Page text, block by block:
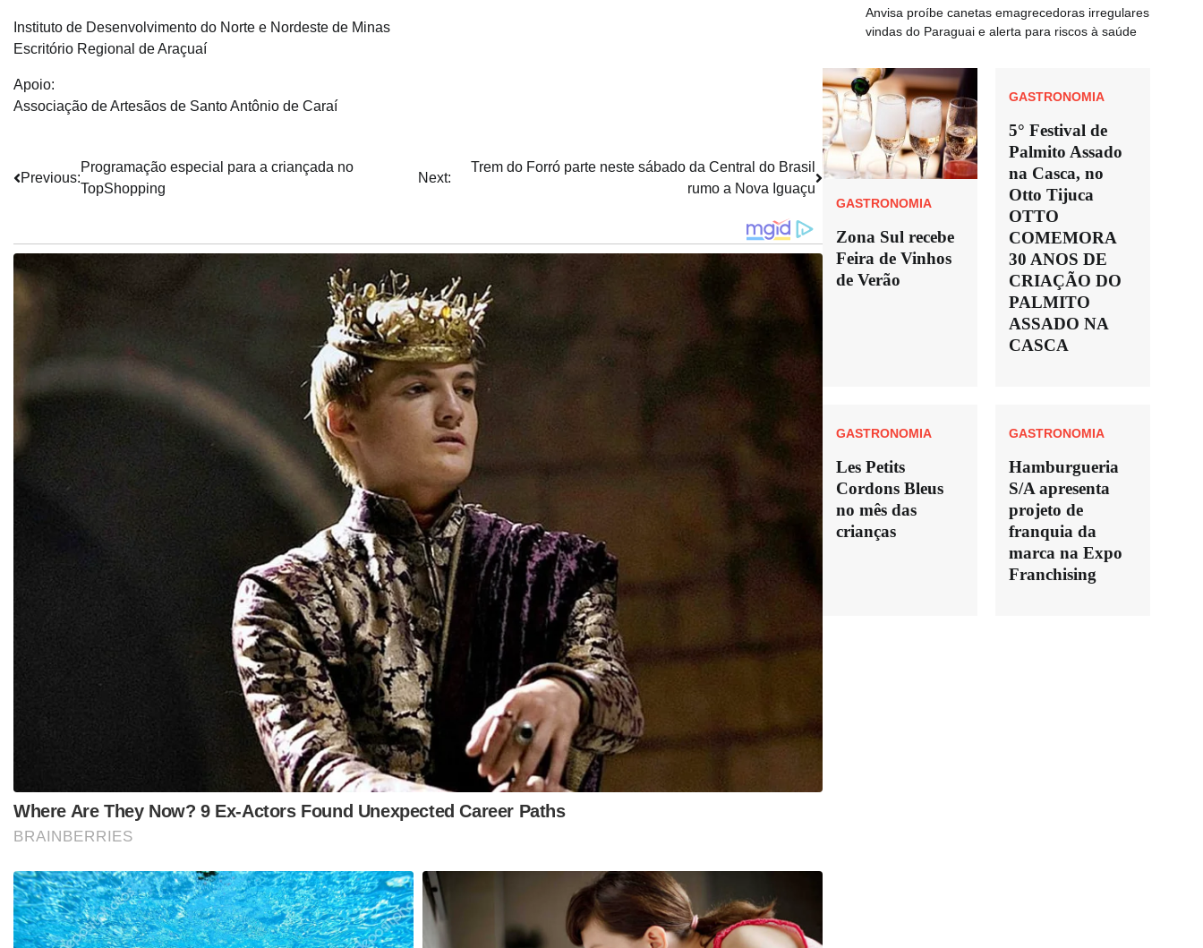
Instituto de Desenvolvimento do Norte e Nordeste de Minas
Escritório Regional de Araçuaí
Apoio:
Associação de Artesãos de Santo Antônio de Caraí
Navegação
Previous:
Programação especial para a criançada no
TopShopping
Next:
Trem do Forró parte neste sábado da Central do Brasil
rumo a Nova Iguaçu
Anvisa proíbe canetas emagrecedoras irregulares
vindas do Paraguai e alerta para riscos à saúde
GASTRONOMIA
Zona Sul recebe
Feira de Vinhos
de Verão
GASTRONOMIA
5° Festival de
Palmito Assado
na Casca, no
Otto Tijuca
OTTO
COMEMORA
30 ANOS DE
CRIAÇÃO DO
PALMITO
ASSADO NA
CASCA
GASTRONOMIA
Les Petits
Cordons Bleus
no mês das
crianças
GASTRONOMIA
Hamburgueria
S/A apresenta
projeto de
franquia da
marca na Expo
Franchising